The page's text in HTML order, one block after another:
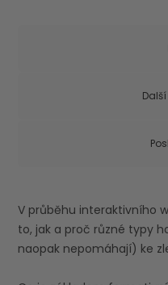
V průběhu interaktivního
to, jak a proč různé typy
naopak nepomáhají) ke